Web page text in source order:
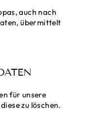
auch nach
übermittelt
für unsere
zu löschen.